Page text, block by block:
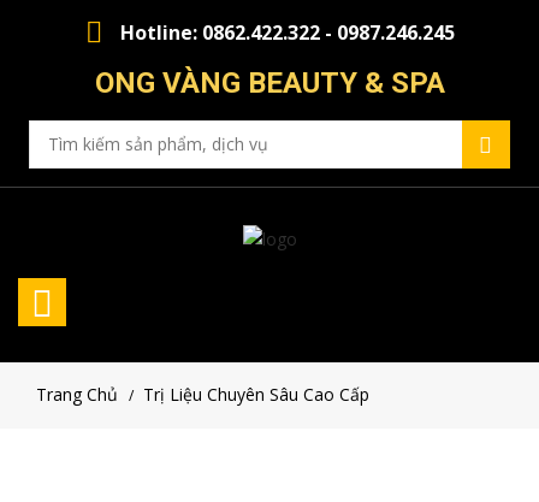
Hotline: 0862.422.322 - 0987.246.245
ONG VÀNG BEAUTY & SPA
Trang Chủ / Trị Liệu Chuyên Sâu Cao Cấp